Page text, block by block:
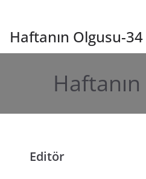
Haftanın Olgusu-
Editör